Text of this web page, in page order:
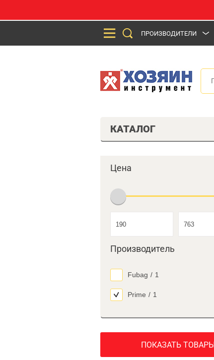
ПРОИЗВОДИТЕЛИ
КАТАЛОГ
Цена
Производитель
Fubag / 1
Prime / 1
ПОКАЗАТЬ ТОВАРЫ